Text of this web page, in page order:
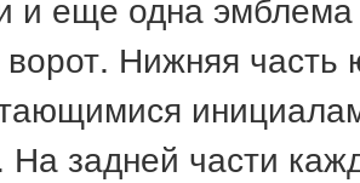
Нижняя часть
задней части